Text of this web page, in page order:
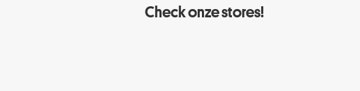
Check onze stores!